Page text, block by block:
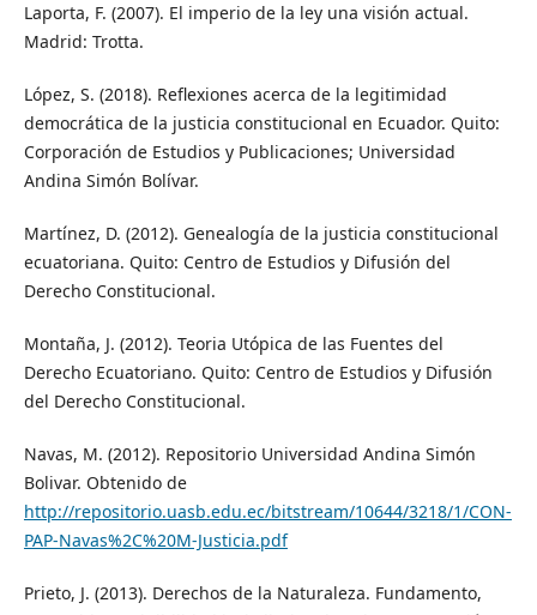
Laporta, F. (2007). El imperio de la ley una visión actual.
Madrid: Trotta.
López, S. (2018). Reflexiones acerca de la legitimidad
democrática de la justicia constitucional en Ecuador. Quito:
Corporación de Estudios y Publicaciones; Universidad
Andina Simón Bolívar.
Martínez, D. (2012). Genealogía de la justicia constitucional
ecuatoriana. Quito: Centro de Estudios y Difusión del
Derecho Constitucional.
Montaña, J. (2012). Teoria Utópica de las Fuentes del
Derecho Ecuatoriano. Quito: Centro de Estudios y Difusión
del Derecho Constitucional.
Navas, M. (2012). Repositorio Universidad Andina Simón
Bolivar. Obtenido de
http://repositorio.uasb.edu.ec/bitstream/10644/3218/1/CON-
PAP-Navas%2C%20M-Justicia.pdf
Prieto, J. (2013). Derechos de la Naturaleza. Fundamento,